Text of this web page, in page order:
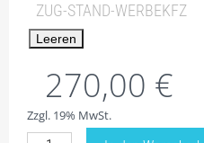
ABMELDEN
DATENSCHUTZ
VERSAND & LIEFERUNG
ZUG-STAND-WERBEKFZ
Leeren
270,00 €
Zzgl. 19% MwSt.